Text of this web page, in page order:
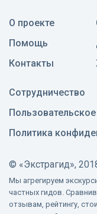
О проекте
Помощь
Контакты
Сотрудничество
Политика
© «Экстрагид»,
Мы агрегируем
частных гидов.
отзывам, рейтингу,